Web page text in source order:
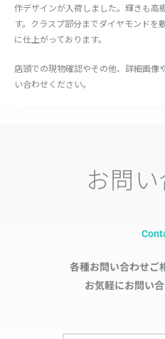
作デザインが入荷しました。輝きも高
す。クラスプ部分までダイヤモンドを
に仕上がっております。
店頭での現物確認やその他、詳細画像
い合わせください。
お問
各種お問い合わせご
お気軽にお問い